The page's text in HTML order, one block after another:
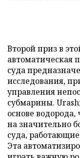
Второй приз в
автоматическая
суда
исследования,
управления
субмарины.
основе водорода,
на значительно
суда,
Эта